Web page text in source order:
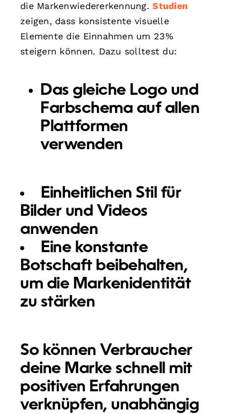
die Markenwiedererkennung.Studien
zeigen, dass konsistente visuelle
Elemente die Einnahmen um 23%
steigern können. Dazu solltest du:
Das gleiche Logo und
Farbschema auf allen
Plattformen
verwenden
Einheitlichen Stil für
Bilder und Videos
anwenden
Eine konstante
Botschaft beibehalten,
um die Markenidentität
zu stärken
So können Verbraucher
deine Marke schnell mit
positiven Erfahrungen
verknüpfen, unabhängig